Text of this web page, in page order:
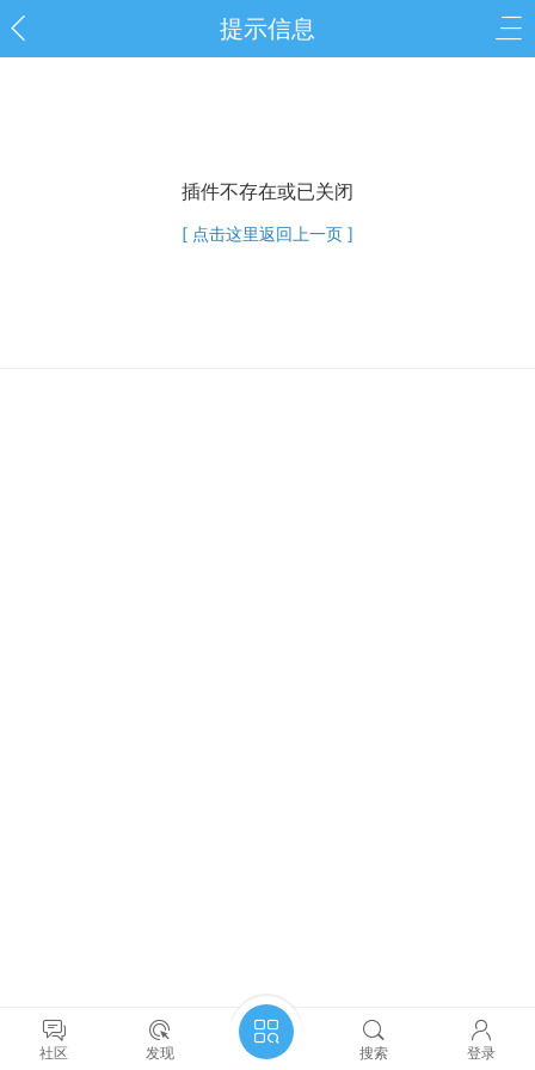
提示信息
插件不存在或已关闭
[ 点击这里返回上一页 ]
社区 发现 搜索 登录